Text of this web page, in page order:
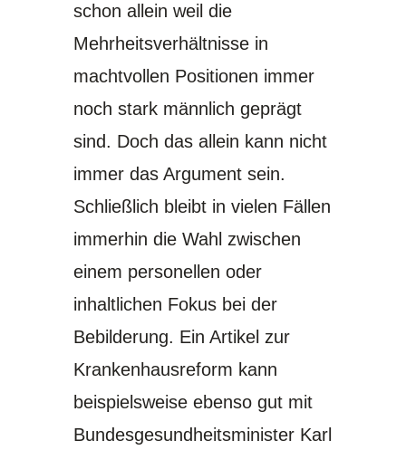
schon allein weil die
Mehrheitsverhältnisse in
machtvollen Positionen immer
noch stark männlich geprägt
sind. Doch das allein kann nicht
immer das Argument sein.
Schließlich bleibt in vielen Fällen
immerhin die Wahl zwischen
einem personellen oder
inhaltlichen Fokus bei der
Bebilderung. Ein Artikel zur
Krankenhausreform kann
beispielsweise ebenso gut mit
Bundesgesundheitsminister Karl